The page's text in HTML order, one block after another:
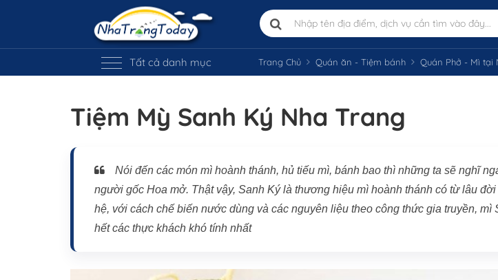
Tất cả danh mục Trang Chủ Quán ăn - Tiệm bánh Quán Phở - Mì tại
Tiệm Mỳ Sanh Ký Nha Trang
Nói đến các món mì hoành thánh, hủ tiếu mì, bánh bao thì những ta sẽ nghĩ
người gốc Hoa mở. Thật vậy, Sanh Ký là thương hiệu mì hoành thánh có từ lâu
hệ, với cách chế biến nước dùng và các nguyên liệu theo công thức gia truyền, mì
hết các thực khách khó tính nhất
Vị trí trên bản đồ